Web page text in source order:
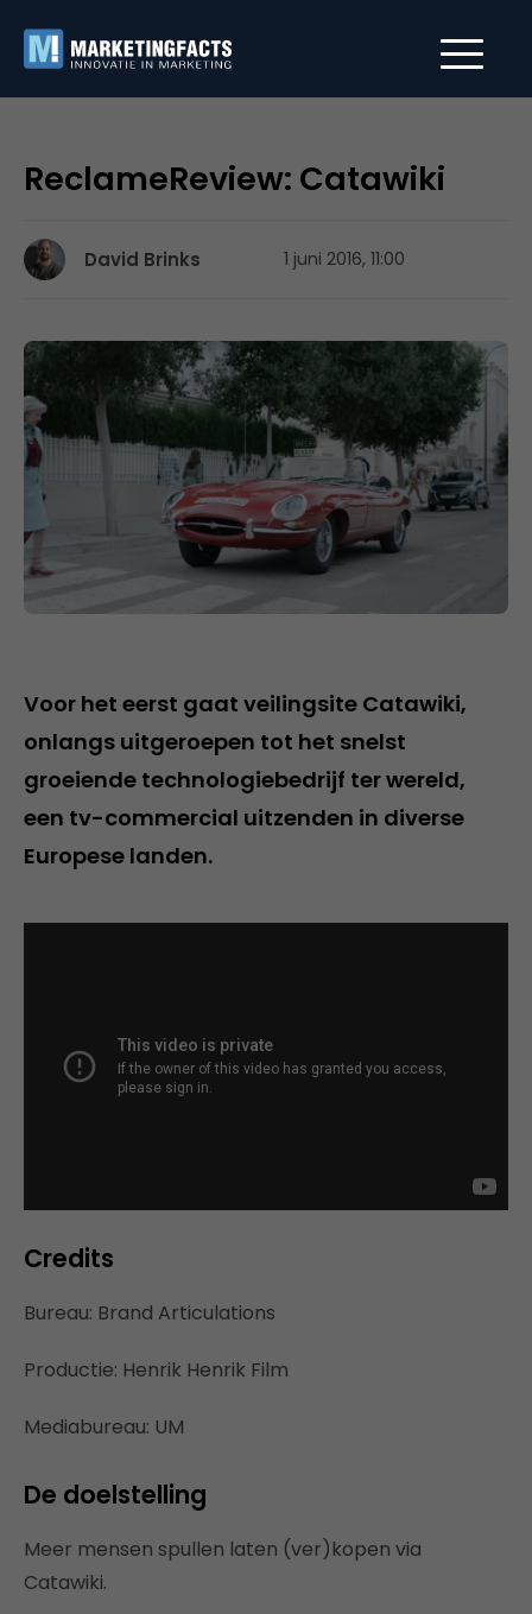
ReclameReview: Catawiki
David Brinks 1 juni 2016, 11:00
Voor het eerst gaat veilingsite Catawiki,
onlangs uitgeroepen tot het snelst
groeiende technologiebedrijf ter wereld,
een tv-commercial uitzenden in diverse
Europese landen.
Credits
Bureau: Brand Articulations
Productie: Henrik Henrik Film
Mediabureau: UM
De doelstelling
Meer mensen spullen laten (ver)kopen via
Catawiki.